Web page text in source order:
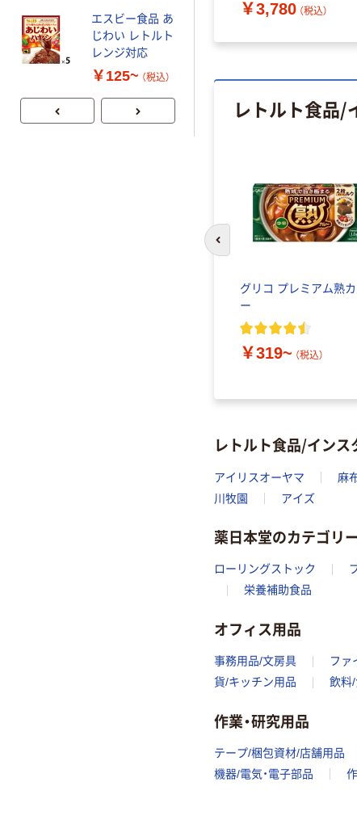
￥3,780 （税込）
レトルト食品/
グリコ プレミアム熟
ー
￥319~ （税込）
前のスライドへ
レトルト食品/イン
アイリスオーヤマ 麻
川牧園
アイズ
薬日本堂のカテゴリ
ローリングストック
栄養補助食品
オフィス用品
事務用品/文房具 ファ
貨/キッチン用品
飲料
作業・研究用品
テープ/梱包資材/店舗用品
機器/電気・電子部品
エスビー食品 あ
じわい レトルト
レンジ対応
￥125~ （税込）